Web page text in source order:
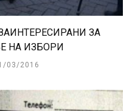
ЗА
НА ИЗБОРИ
03/2016